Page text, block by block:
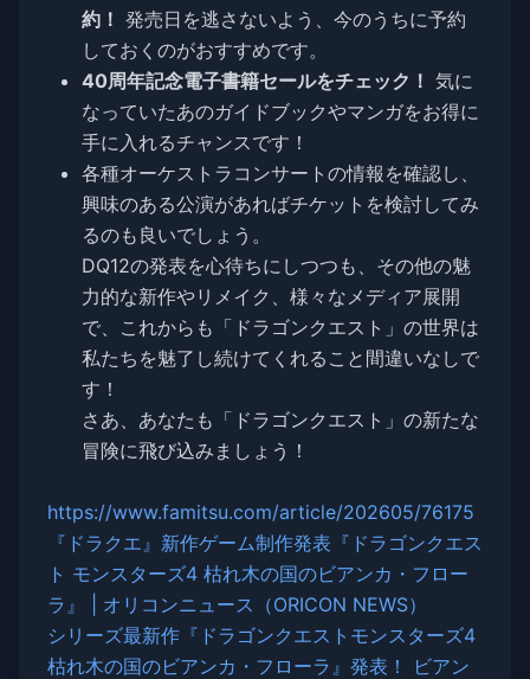
約！ 発売日を逃さないよう、今のうちに予約
しておくのがおすすめです。
40周年記念電子書籍セールをチェック！ 気に
なっていたあのガイドブックやマンガをお得に
手に入れるチャンスです！
各種オーケストラコンサートの情報を確認し、
興味のある公演があればチケットを検討してみ
るのも良いでしょう。
DQ12の発表を心待ちにしつつも、その他の魅
力的な新作やリメイク、様々なメディア展開
で、これからも「ドラゴンクエスト」の世界は
私たちを魅了し続けてくれること間違いなしで
す！
さあ、あなたも「ドラゴンクエスト」の新たな
冒険に飛び込みましょう！
https://www.famitsu.com/article/202605/76175
『ドラクエ』新作ゲーム制作発表『ドラゴンクエス
ト モンスターズ4 枯れ木の国のビアンカ・フロー
ラ』 | オリコンニュース（ORICON NEWS）
シリーズ最新作『ドラゴンクエストモンスターズ4
枯れ木の国のビアンカ・フローラ』発表！ ビアン